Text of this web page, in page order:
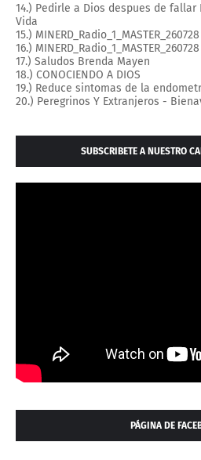
14.) Pedirle a Dios despues de fallar
Vida
15.)
16.) MINERD_Radio_1_MASTER_260728
17.) Saludos Brenda Mayen
18.) CONOCIENDO A DIOS
19.) Reduce sintomas de la
20.) Peregrinos Y Extranjeros -
SUBSCRIBETE A NUESTRO
PÁGINA DE